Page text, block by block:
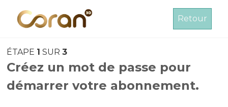
Retour
ÉTAPE 1 SUR 3
Créez un mot de passe pour
démarrer votre abonnement.